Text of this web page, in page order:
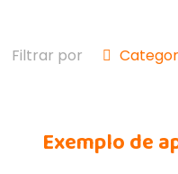
Filtrar por
Exemplo de